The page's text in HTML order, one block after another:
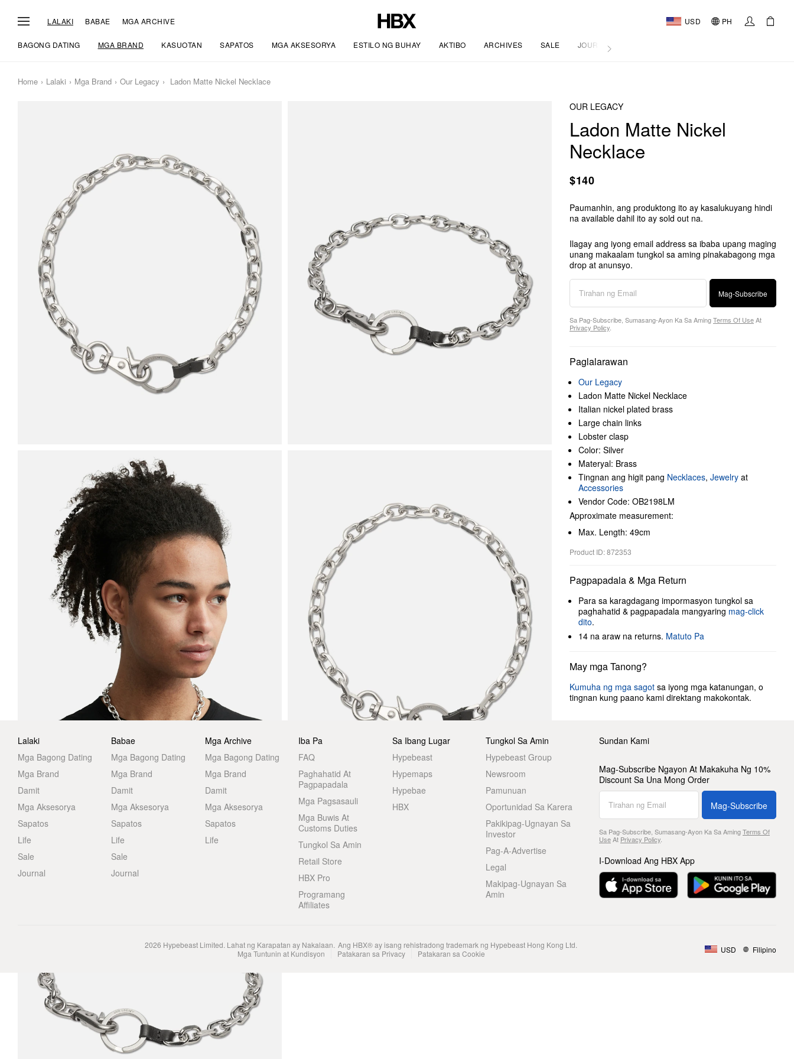
LALAKI BABAE MGA ARCHIVE USD PH
BAGONG DATING MGA BRAND KASUOTAN SAPATOS MGA AKSESORYA ESTILO NG BUHAY AKTIBO ARCHIVES SALE JOURNAL
Home Lalaki Mga Brand Our Legacy Ladon Matte Nickel Necklace
OUR LEGACY
Ladon Matte Nickel
Necklace
$140
Paumanhin, ang produktong ito ay kasalukuyang hindi
na available dahil ito ay sold out na.
Ilagay ang iyong email address sa ibaba upang maging
unang makaalam tungkol sa aming pinakabagong mga
drop at anunsyo.
Mag-Subscribe
Sa Pag-Subscribe, Sumasang-Ayon Ka Sa AmingTerms Of UseAt
Privacy Policy
Paglalarawan
Our Legacy
Ladon Matte Nickel Necklace
Italian nickel plated brass
Large chain links
Lobster clasp
Color: Silver
Materyal: Brass
Tingnan ang higit pang Necklaces, Jewelry at
Accessories
Vendor Code: OB2198LM
Approximate measurement:
Max. Length: 49cm
Product ID: 872353
Pagpapadala & Mga Return
Para sa karagdagang impormasyon tungkol sa
paghahatid & pagpapadala mangyaring mag-click
dito.
14 na araw na returns. Matuto Pa
May mga Tanong?
Kumuha ng mga sagot sa iyong mga katanungan, o
tingnan kung paano kami direktang makokontak.
Lalaki
Mga Bagong Dating
Mga Brand
Damit
Mga Aksesorya
Sapatos
Life
Sale
Journal
Babae
Mga Bagong Dating
Mga Brand
Damit
Mga Aksesorya
Sapatos
Life
Sale
Journal
Mga Archive
Mga Bagong Dating
Mga Brand
Damit
Mga Aksesorya
Sapatos
Life
Iba Pa
FAQ
Paghahatid At
Pagpapadala
Mga Pagsasauli
Mga Buwis At
Customs Duties
Tungkol Sa Amin
Retail Store
HBX Pro
Programang
Affiliates
Sa Ibang Lugar
Hypebeast
Hypemaps
Hypebae
HBX
Tungkol Sa Amin
Hypebeast Group
Newsroom
Pamunuan
Oportunidad Sa Karera
Pakikipag-Ugnayan Sa
Investor
Pag-A-Advertise
Legal
Makipag-Ugnayan Sa
Amin
Sundan Kami
Mag-Subscribe Ngayon At Makakuha Ng 10%
Discount Sa Una Mong Order
Mag-Subscribe
Sa Pag-Subscribe, Sumasang-Ayon Ka Sa AmingTerms Of
UseAt Privacy Policy.
I-Download Ang HBX App
2026 Hypebeast Limited. Lahat ng Karapatan ay Nakalaan. Ang HBX® ay isang rehistradong trademark ng Hypebeast Hong Kong Ltd.
Mga Tuntunin at Kundisyon
Patakaran sa Privacy Patakaran sa Cookie USD Filipino